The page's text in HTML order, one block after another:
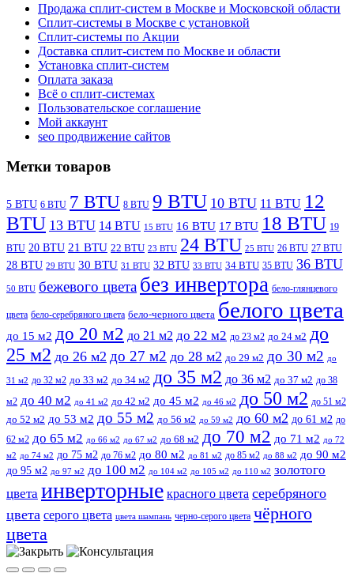
Продажа сплит-систем в Москве и Московской области
Сплит-системы в Москве с установкой
Сплит-системы по Акции
Доставка сплит-систем по Москве и области
Установка сплит-систем
Оплата заказа
Всё о сплит-системах
Пользовательское соглашение
Мой аккаунт
seo продвижение сайтов
Метки товаров
5 BTU 6 BTU 7 BTU 8 BTU 9 BTU 10 BTU 11 BTU 12
BTU 13 BTU 14 BTU 15 BTU 16 BTU 17 BTU 18 BTU 19
BTU 20 BTU 21 BTU 22 BTU 23 BTU 24 BTU 25 BTU 26 BTU 27 BTU
28 BTU 29 BTU 30 BTU 31 BTU 32 BTU 33 BTU 34 BTU 35 BTU 36 BTU
50 BTU бежевого цвета без инвертора бело-глянцевого
цвета бело-серебряного цвета бело-черного цвета белого цвета
до 15 м2 до 20 м2 до 21 м2 до 22 м2 до 23 м2 до 24 м2 до
25 м2 до 26 м2 до 27 м2 до 28 м2 до 29 м2 до 30 м2 до
31 м2 до 32 м2 до 33 м2 до 34 м2 до 35 м2 до 36 м2 до 37 м2 до 38
м2 до 40 м2 до 41 м2 до 42 м2 до 45 м2 до 46 м2 до 50 м2 до 51 м2
до 52 м2 до 53 м2 до 55 м2 до 56 м2 до 59 м2 до 60 м2 до 61 м2 до
62 м2 до 65 м2 до 66 м2 до 67 м2 до 68 м2 до 70 м2 до 71 м2 до 72
м2 до 74 м2 до 75 м2 до 76 м2 до 80 м2 до 81 м2 до 85 м2 до 88 м2 до 90 м2
до 95 м2 до 97 м2 до 100 м2 до 104 м2 до 105 м2 до 110 м2 золотого
цвета инверторные красного цвета серебряного
цвета серого цвета цвета шампань черно-серого цвета чёрного
цвета
Прокрутить
вверх